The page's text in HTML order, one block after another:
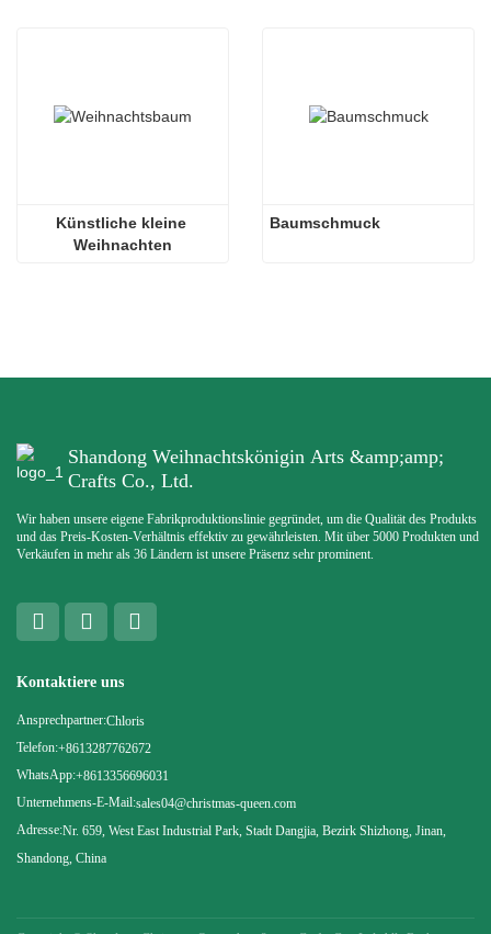
Künstliche kleine
Weihnachten
Baumschmuck
Shandong Weihnachtskönigin Arts &amp;amp;
Crafts Co., Ltd.
Wir haben unsere eigene Fabrikproduktionslinie gegründet, um die Qualität des Produkts
und das Preis-Kosten-Verhältnis effektiv zu gewährleisten. Mit über 5000 Produkten und
Verkäufen in mehr als 36 Ländern ist unsere Präsenz sehr prominent.
Kontaktiere uns
Ansprechpartner:Chloris
Telefon:+8613287762672
WhatsApp:+8613356696031
Unternehmens-E-Mail:sales04@christmas-queen.com
Adresse:Nr. 659, West East Industrial Park, Stadt Dangjia, Bezirk Shizhong, Jinan,
Shandong, China